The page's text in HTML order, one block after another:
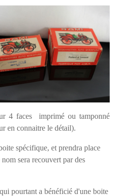
4 faces imprimé ou tamponné
en connaitre le détail).
spécifique, et prendra place
sera recouvert par des
pourtant a bénéficié d'une boite